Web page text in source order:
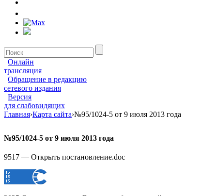
Онлайн
трансляция
Обращение в редакцию
сетевого издания
Версия
для слабовидящих
Главная›Карта сайта›№95/1024-5 от 9 июля 2013 года
№95/1024-5 от 9 июля 2013 года
9517 — Открыть постановление.doc